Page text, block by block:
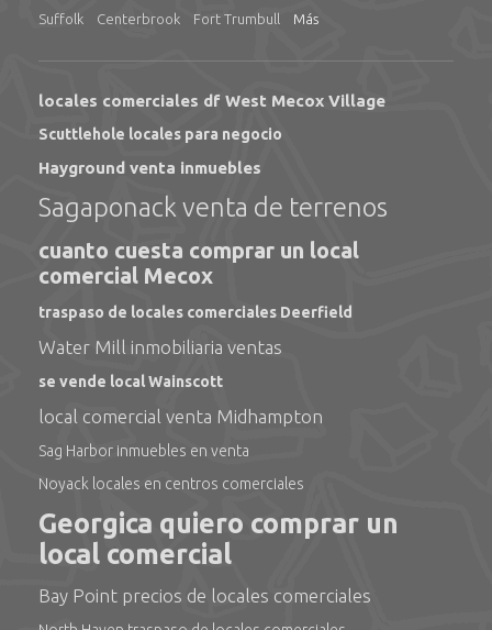
Suffolk
Centerbrook Fort Trumbull Más
locales comerciales df West Mecox Village
Scuttlehole locales para negocio
Hayground venta inmuebles
Sagaponack venta de terrenos
cuanto cuesta comprar un local
comercial Mecox
traspaso de locales comerciales Deerfield
Water Mill inmobiliaria ventas
se vende local Wainscott
local comercial venta Midhampton
Sag Harbor inmuebles en venta
Noyack locales en centros comerciales
Georgica quiero comprar un
local comercial
Bay Point precios de locales comerciales